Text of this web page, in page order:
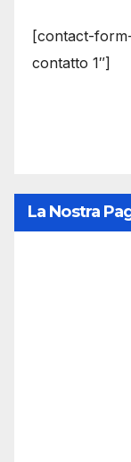
[contact-
contatto 1″]
La Nostra